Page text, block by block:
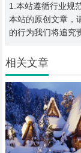
1.本站遵循行业规
本站的原创文章，
的行为我们将追究
相关文章